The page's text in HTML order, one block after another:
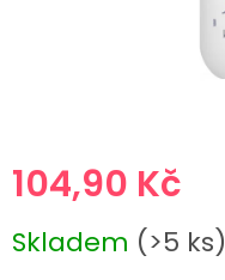
104,90 Kč
cena:
Skladem (>5 ks)